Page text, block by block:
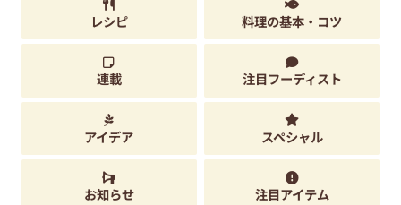
レシピ 料理の基本・コツ
連載 注目フーディスト
アイデア スペシャル
お知らせ 注目アイテム